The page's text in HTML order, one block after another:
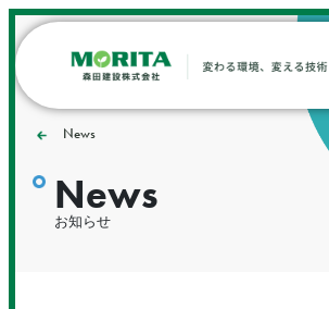
News
News
お知らせ